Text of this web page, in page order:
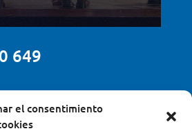
el consentimiento
649